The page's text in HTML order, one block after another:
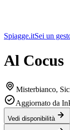
Spiagge.itSei un
Al Cocus
Misterbianco,
Aggiornato da
Vedi disponibilità